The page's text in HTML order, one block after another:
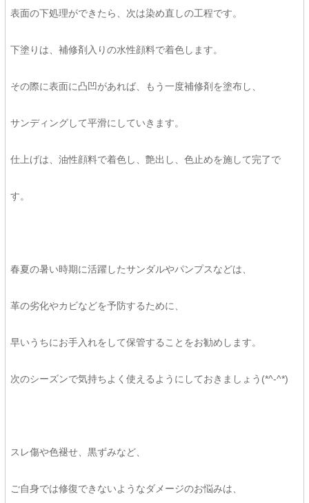
表面の下処理ができたら、次は染め直しの工程です。
下塗りは、補修剤入りの水性顔料で着色します。
その際に表面に凸凹があれば、もう一度補修剤を塗布し、
サンディングして平滑にしていきます。
仕上げは、油性顔料で着色し、艶出し、色止めを施して完了で
す。
春夏の暑い時期に活躍したサンダルやパンプスなどは、
革の劣化やカビなどを予防するために、
早いうちにお手入れをして保管することをお勧めします。
次のシーズンで気持ちよく使えるようにしておきましょう(*^-^*)
スレ傷や色褪せ、黒ずみなど、
ご自身では修復できないようなダメージのお悩みは、